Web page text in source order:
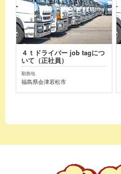
４ｔドライバー job tagにつ
いて（正社員）
勤務地
福島県会津若松市